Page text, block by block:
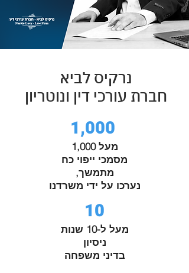
נרקיס לביא
חברת עורכי דין ונוטריון
1,000
מעל 1,000
מסמכי ייפוי כח
מתמשך,
נערכו על ידי משרדנו
10
מעל ל-10 שנות
ניסיון
בדיני משפחה